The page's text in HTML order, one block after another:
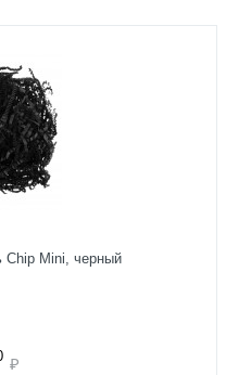
Chip Mini, черный
₽